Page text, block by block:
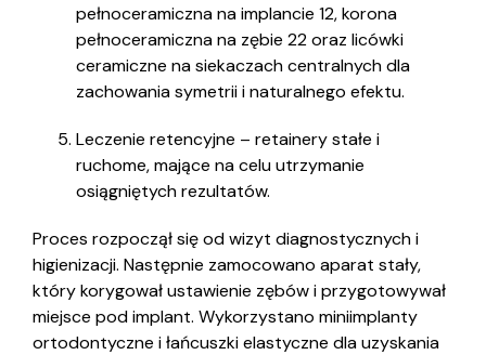
pełnoceramiczna na implancie 12, korona
pełnoceramiczna na zębie 22 oraz licówki
ceramiczne na siekaczach centralnych dla
zachowania symetrii i naturalnego efektu.
Leczenie retencyjne – retainery stałe i
ruchome, mające na celu utrzymanie
osiągniętych rezultatów.
Proces rozpoczął się od wizyt diagnostycznych i
higienizacji. Następnie zamocowano aparat stały,
który korygował ustawienie zębów i przygotowywał
miejsce pod implant. Wykorzystano miniimplanty
ortodontyczne i łańcuszki elastyczne dla uzyskania